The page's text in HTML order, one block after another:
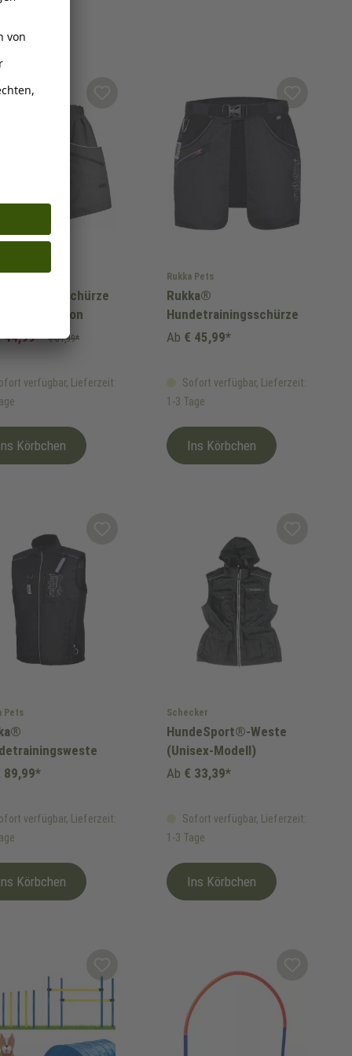
Damen-Schürze
Sport Skapron
verfügbar, Lieferzeit:
44,99* € 51,99*
Körbchen
Rukka Pets
Rukka®
Hundetrainingsschürze
Sofort verfügbar, Lieferzeit:
1-3 Tage
Ab € 45,99*
Ins Körbchen
Pets
verfügbar, Lieferzeit:
89,99*
Körbchen
Schecker
HundeSport®-Weste
(Unisex-Modell)
Sofort verfügbar, Lieferzeit:
1-3 Tage
Ab € 33,39*
Ins Körbchen